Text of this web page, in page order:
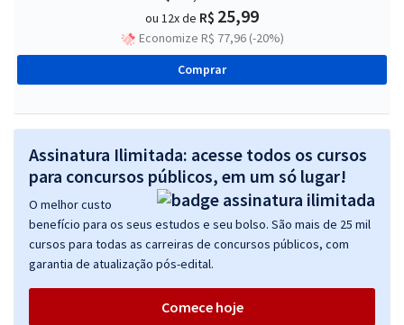
ou 12x de R$ 25,99
Economize R$ 77,96 (-20%)
Comprar
Assinatura Ilimitada: acesse todos os cursos
para concursos públicos, em um só lugar!
O melhor custo
benefício para os seus estudos e seu bolso. São mais de 25 mil
cursos para todas as carreiras de concursos públicos, com
garantia de atualização pós-edital.
Comece hoje